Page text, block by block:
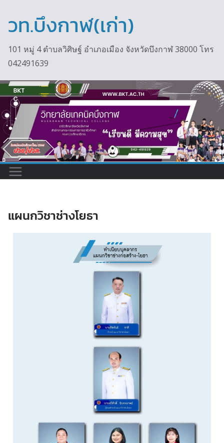
วท.บึงกาฬ(เก่า)
101 หมู่ 4 ตำบลวิศิษฐ์ อำเภอเมือง จังหวัดบึงกาฬ 38000 โทร
042491639
แผนกวิชาช่างโยธา